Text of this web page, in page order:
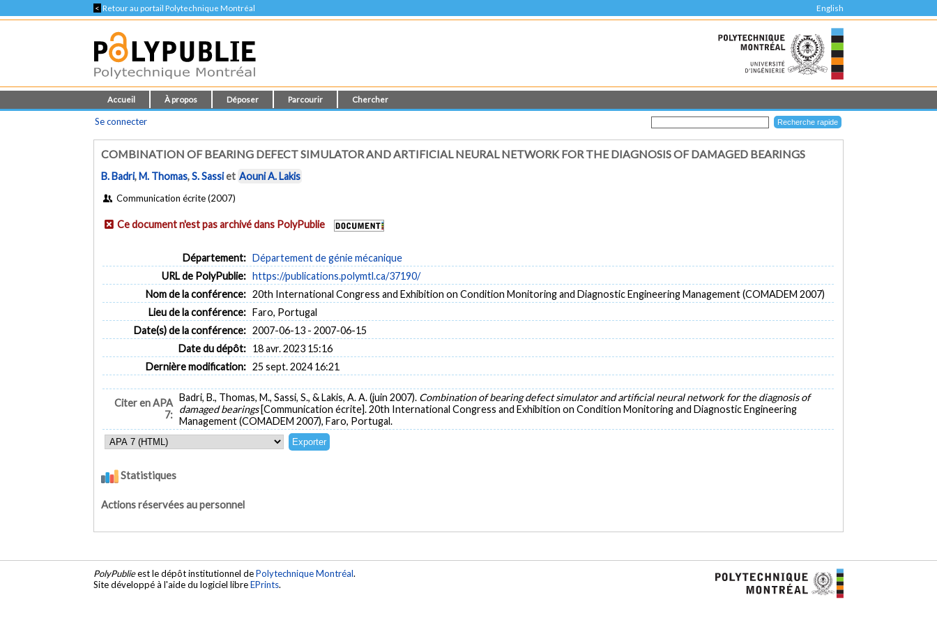
< Retour au portail Polytechnique Montréal English
Accueil À propos Déposer Parcourir Chercher
Se connecter
COMBINATION OF BEARING DEFECT SIMULATOR AND ARTIFICIAL NEURAL NETWORK FOR THE DIAGNOSIS OF DAMAGED BEARINGS
B. Badri,M. Thomas,S. Sassiet Aouni A. Lakis
Communication écrite (2007)
Ce document n'est pas archivé dans PolyPublie
Département: Département de génie mécanique
URL de PolyPublie: https://publications.polymtl.ca/37190/
Nom de la conférence: 20th International Congress and Exhibition on Condition Monitoring and Diagnostic Engineering Management (COMADEM 2007)
Lieu de la conférence: Faro, Portugal
Date(s) de la conférence: 2007-06-13 - 2007-06-15
Date du dépôt: 18 avr. 2023 15:16
Dernière modification: 25 sept. 2024 16:21
Citer en APA
7:
Badri, B., Thomas, M., Sassi, S., & Lakis, A. A. (juin 2007). Combination of bearing defect simulator and artificial neural network for the diagnosis of
damaged bearings [Communication écrite]. 20th International Congress and Exhibition on Condition Monitoring and Diagnostic Engineering
Management (COMADEM 2007), Faro, Portugal.
Statistiques
Actions réservées au personnel
PolyPublieest le dépôt institutionnel dePolytechnique Montréal.
Site développé à l'aide du logiciel libreEPrints.